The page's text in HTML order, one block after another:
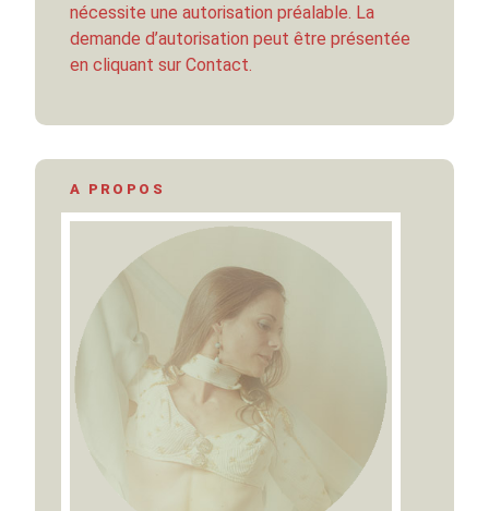
nécessite une autorisation préalable. La
demande d’autorisation peut être présentée
en cliquant sur Contact.
A PROPOS